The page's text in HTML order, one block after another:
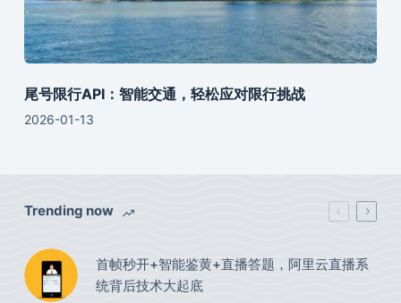
尾号限行API：智能交通，轻松应对限行挑战
2026-01-13
Trending now
首帧秒开+智能鉴黄+直播答题，阿里云直播系
统背后技术大起底